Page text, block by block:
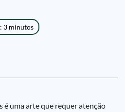
3 minutos
é uma arte que requer atenção